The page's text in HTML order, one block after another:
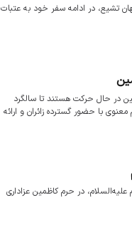
تشیع، در ادامه سفر خود به عتبات
در حال حرکت هستند تا سالگرد
با حضور گسترده زائران و ارائه
در حرم کاظمین عزاداری